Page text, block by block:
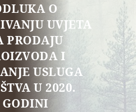
O
UVJETA
PRODAJU
I
USLUGA
U 2020.
GODINI